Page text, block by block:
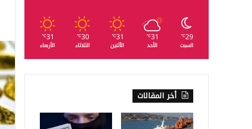
29
℃
السبت
31
℃
الأحد
31
℃
الأثنين
30
℃
الثلاثاء
31
℃
الأربعاء
أخر المقالات